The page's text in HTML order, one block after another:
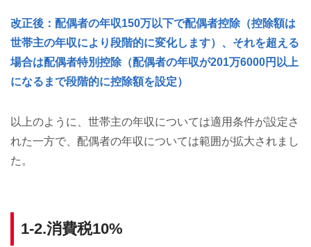
改正後：配偶者の年収150万以下で配偶者控除（控除額は
世帯主の年収により段階的に変化します）、それを超える
場合は配偶者特別控除（配偶者の年収が201万6000円以上
になるまで段階的に控除額を設定）
以上のように、世帯主の年収については適用条件が設定さ
れた一方で、配偶者の年収については範囲が拡大されまし
た。
1-2.消費税10%